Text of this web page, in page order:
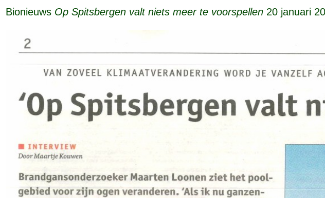
Bionieuws Op Spitsbergen valt niets meer te voorspellen 20 januari